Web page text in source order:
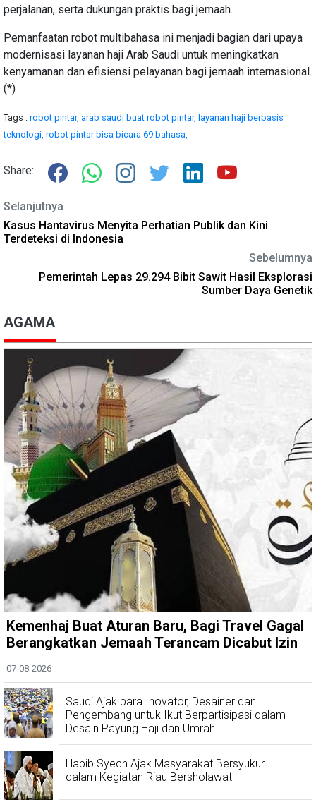
perjalanan, serta dukungan praktis bagi jemaah.
Pemanfaatan robot multibahasa ini menjadi bagian dari upaya
modernisasi layanan haji Arab Saudi untuk meningkatkan
kenyamanan dan efisiensi pelayanan bagi jemaah internasional.
(*)
Tags : robot pintar, arab saudi buat robot pintar, layanan haji berbasis
teknologi, robot pintar bisa bicara 69 bahasa,
Share:
Selanjutnya
Kasus Hantavirus Menyita Perhatian Publik dan Kini
Terdeteksi di Indonesia
Sebelumnya
Pemerintah Lepas 29.294 Bibit Sawit Hasil Eksplorasi
Sumber Daya Genetik
AGAMA
Kemenhaj Buat Aturan Baru, Bagi Travel Gagal
Berangkatkan Jemaah Terancam Dicabut Izin
07-08-2026
Saudi Ajak para Inovator, Desainer dan
Pengembang untuk Ikut Berpartisipasi dalam
Desain Payung Haji dan Umrah
Habib Syech Ajak Masyarakat Bersyukur
dalam Kegiatan Riau Bersholawat